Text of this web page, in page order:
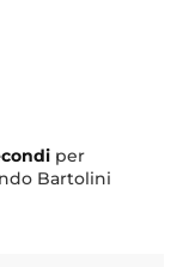
per
Bartolini